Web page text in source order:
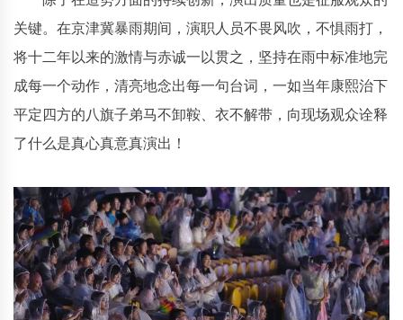
关键。在京津冀暴雨期间，演职人员不畏风吹，不惧雨打，
将十二年以来的激情与赤诚一以贯之，坚持在雨中标准地完
成每一个动作，清亮地念出每一句台词，一如当年康熙治下
平定四方的八旗子弟马不卸鞍、衣不解带，向现场观众诠释
了什么是真心真意真演出！